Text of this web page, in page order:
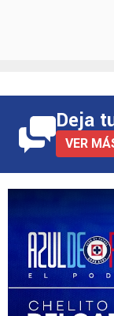
Deja
VER